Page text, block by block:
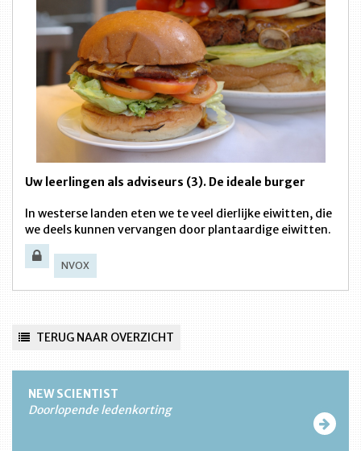
Uw leerlingen als adviseurs (3). De ideale burger
In westerse landen eten we te veel dierlijke eiwitten, die
we deels kunnen vervangen door plantaardige eiwitten.
NVOX
TERUG NAAR OVERZICHT
NEW SCIENTIST
Doorlopende ledenkorting